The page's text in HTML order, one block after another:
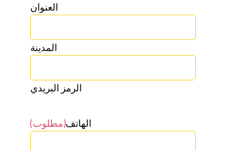
العنوان
المدينة
الرمز البريدي
الهاتف(مطلوب)